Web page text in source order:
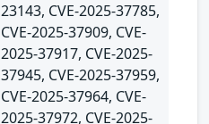
23143, CVE-2025-37785,
CVE-2025-37909, CVE-
2025-37917, CVE-2025-
37945, CVE-2025-37959,
CVE-2025-37964, CVE-
2025-37972, CVE-2025-